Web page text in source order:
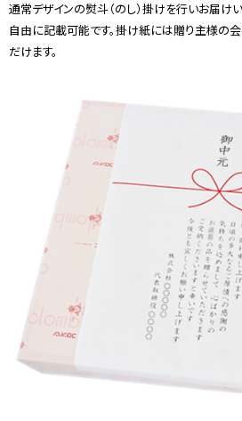
通常デザインの熨斗（のし）掛けを行いお届け
自由に記載可能です。掛け紙には贈り主様の
だけます。